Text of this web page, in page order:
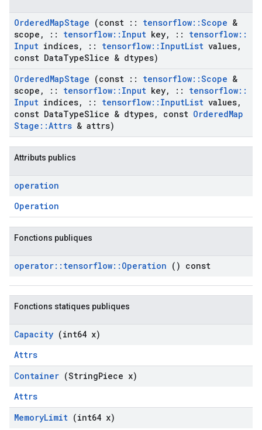
OrderedMapStage (const :: tensorflow::Scope &
scope , :: tensorflow:: Input key, :: tensorflow::
Input indices, :: tensorflow:: InputList values,
const DataTypeSlice & dtypes)
OrderedMapStage (const :: tensorflow::Scope &
scope , :: tensorflow:: Input key, :: tensorflow::
Input indices, :: tensorflow:: InputList values,
const DataTypeSlice & dtypes, const OrderedMap
Stage ::Attrs & attrs)
Attributs publics
operation
Operation
Fonctions publiques
operator:: tensorflow:: Operation () const
Fonctions statiques publiques
Capacity (int64 x)
Attrs
Container (StringPiece x)
Attrs
MemoryLimit (int64 x)